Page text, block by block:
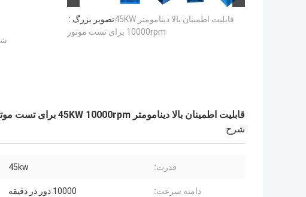
تصویر بزرگ :قابلیت اطمینان بالا دینامومتر 45KW
10000rpm برای تست موتور
قابلیت اطمینان بالا دینامومتر 45KW 10000rpm برای تست موتور
شرح
قدرت: 45kw
دامنه سرعت: 10000 دور در دقیقه